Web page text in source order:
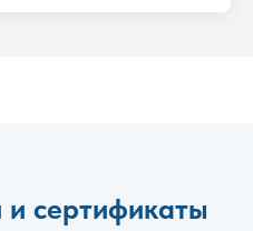
сертификаты